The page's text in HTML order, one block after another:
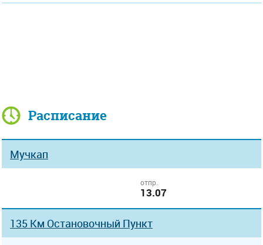
Расписание
Мучкап
отпр.
13.07
135 Км Остановочный Пункт